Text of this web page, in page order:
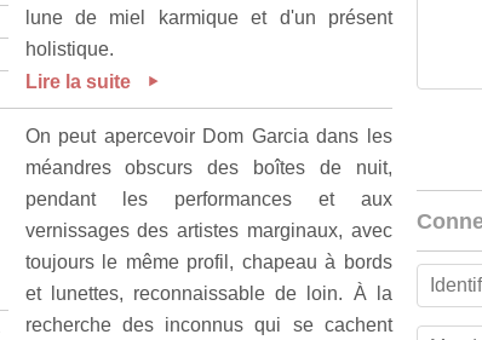
lune de miel karmique et d'un présent
holistique.
Lire la suite
On peut apercevoir Dom Garcia dans les
méandres obscurs des boîtes de nuit,
pendant les performances et aux
vernissages des artistes marginaux, avec
toujours le même profil, chapeau à bords
et lunettes, reconnaissable de loin. À la
recherche des inconnus qui se cachent